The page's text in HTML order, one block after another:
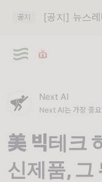
공지
Next AI
Next AI는 가장 중요
美 빅테크
신제품, 그